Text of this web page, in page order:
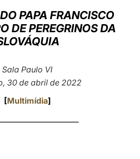
العربيّة
PAPA FRANCISCO
DE PEREGRINOS DA
Sala Paulo VI
30 de abril de 2022
[Multimídia]